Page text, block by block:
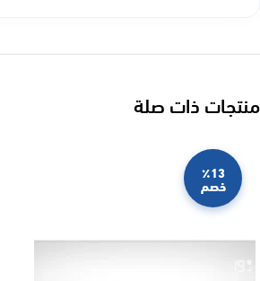
منتجات ذات صلة
٪13
خصم